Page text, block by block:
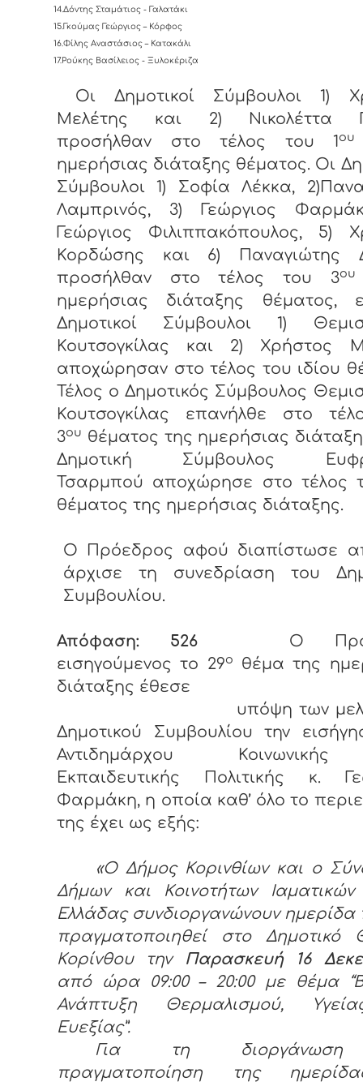
14.Δόντης Σταμάτιος - Γαλατάκι
15.Γκούμας Γεώργιος – Κόρφος
16.Φίλης Αναστάσιος – Κατακάλι
17.Ρούκης Βασίλειος - Ξυλοκέριζα
Οι Δημοτικοί Σύμβουλοι 1)
Μελέτης και 2) Νικολέττα
προσήλθαν στο τέλος του 1 ου
ημερήσιας διάταξης θέματος. Οι
Σύμβουλοι 1) Σοφία Λέκκα,
Λαμπρινός, 3) Γεώργιος
Γεώργιος Φιλιππακόπουλος, 5)
Κορδώσης και 6) Παναγιώτης
προσήλθαν στο τέλος του 3ου
ημερήσιας διάταξης θέματος,
Δημοτικοί Σύμβουλοι 1)
Κουτσογκίλας και 2) Χρήστος
αποχώρησαν στο τέλος του ιδίου
Τέλος ο Δημοτικός Σύμβουλος
Κουτσογκίλας επανήλθε στο
3ου θέματος της ημερήσιας
Δημοτική Σύμβουλος
Τσαρμπού αποχώρησε στο τέλος
θέματος της ημερήσιας διάταξης.
Ο Πρόεδρος αφού διαπίστωσε
άρχισε τη συνεδρίαση του
Συμβουλίου.
Απόφαση: 526 Ο
εισηγούμενος το 29ο
θέμα της
διάταξης έθεσε
υπόψη των μελών
Δημοτικού Συμβουλίου την
Αντιδημάρχου
Εκπαιδευτικής Πολιτικής κ.
Φαρμάκη, η οποία καθ’ όλο το
της έχει ως εξής:
«Ο Δήμος Κορινθίων και ο
Δήμων και Κοινοτήτων
Ελλάδας συνδιοργανώνουν
πραγματοποιηθεί στο Δημοτικό
Κορίνθου την
Παρασκευή 16
από ώρα 09:00 – 20:00 με θέμα
Ανάπτυξη Θερμαλισμού,
Ευεξίας”.
Για τη
πραγματοποίηση της